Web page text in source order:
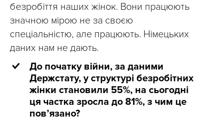
безробіття наших жінок. Вони працюють
значною мірою не за своєю
спеціальністю, але працюють. Німецьких
даних нам не дають.
До початку війни, за даними
Держстату, у структурі безробітних
жінки становили 55%, на сьогодні
ця частка зросла до 81%, з чим це
пов’язано?